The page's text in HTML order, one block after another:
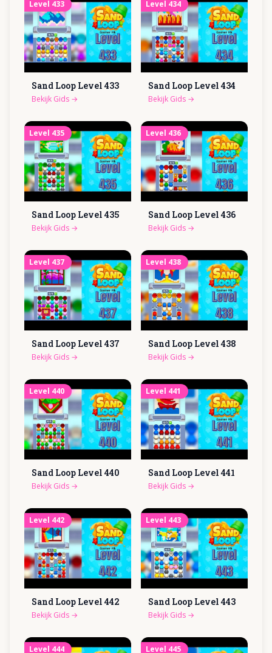
Level 433
Sand Loop Level 433
Bekijk Gids →
Level 434
Sand Loop Level 434
Bekijk Gids →
Level 435
Sand Loop Level 435
Bekijk Gids →
Level 436
Sand Loop Level 436
Bekijk Gids →
Level 437
Sand Loop Level 437
Bekijk Gids →
Level 438
Sand Loop Level 438
Bekijk Gids →
Level 440
Sand Loop Level 440
Bekijk Gids →
Level 441
Sand Loop Level 441
Bekijk Gids →
Level 442
Sand Loop Level 442
Bekijk Gids →
Level 443
Sand Loop Level 443
Bekijk Gids →
Level 444 Level 445